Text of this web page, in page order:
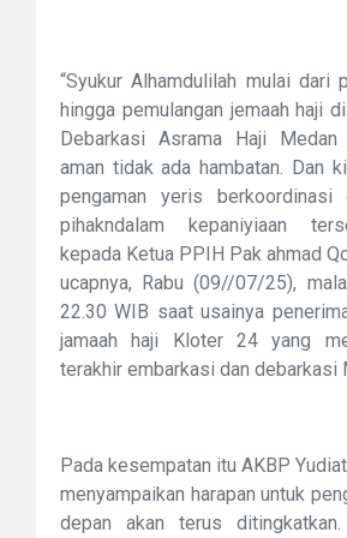
“Syukur Alhamdulilah mulai dari
hingga pemulangan jemaah haji
Debarkasi Asrama Haji Medan
aman tidak ada hambatan. Dan
pengaman yeris berkoordinasi
pihakndalam kepaniyiaan
kepada Ketua PPIH Pak ahmad
ucapnya, Rabu (09//07/25),
22.30 WIB saat usainya
jamaah haji Kloter 24 yang
terakhir embarkasi dan debarkasi
Pada kesempatan itu AKBP
menyampaikan harapan untuk
depan akan terus